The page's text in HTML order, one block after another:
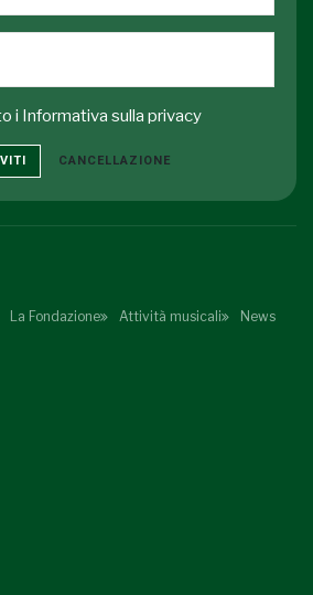
i Informativa sulla privacy
CANCELLAZIONE
La Fondazione Attività musicali News